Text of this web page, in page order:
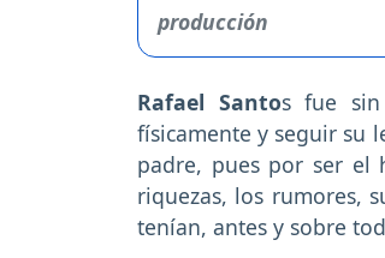
Rafael Santos fue
físicamente y seguir su
padre, pues por ser el
riquezas, los rumores,
tenían, antes y sobre